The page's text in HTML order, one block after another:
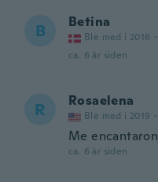
B Betina
Ble med i 2016 ·
ca. 6 år siden
R Rosaelena
Ble med i 2019 ·
Me encantaron
ca. 6 år siden